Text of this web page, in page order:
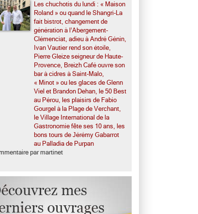
Les chuchotis du lundi : « Maison
Roland » ou quand le Shangri-La
fait bistrot, changement de
génération à l’Abergement-
Clémenciat, adieu à André Génin,
Ivan Vautier rend son étoile,
Pierre Gleize seigneur de Haute-
Provence, Breizh Café ouvre son
bar à cidres à Saint-Malo,
« Minot » ou les glaces de Glenn
Viel et Brandon Dehan, le 50 Best
au Pérou, les plaisirs de Fabio
Gourgel à la Plage de Verchant,
le Village International de la
Gastronomie fête ses 10 ans, les
bons tours de Jérémy Gabarrot
au Palladia de Purpan
par martinet